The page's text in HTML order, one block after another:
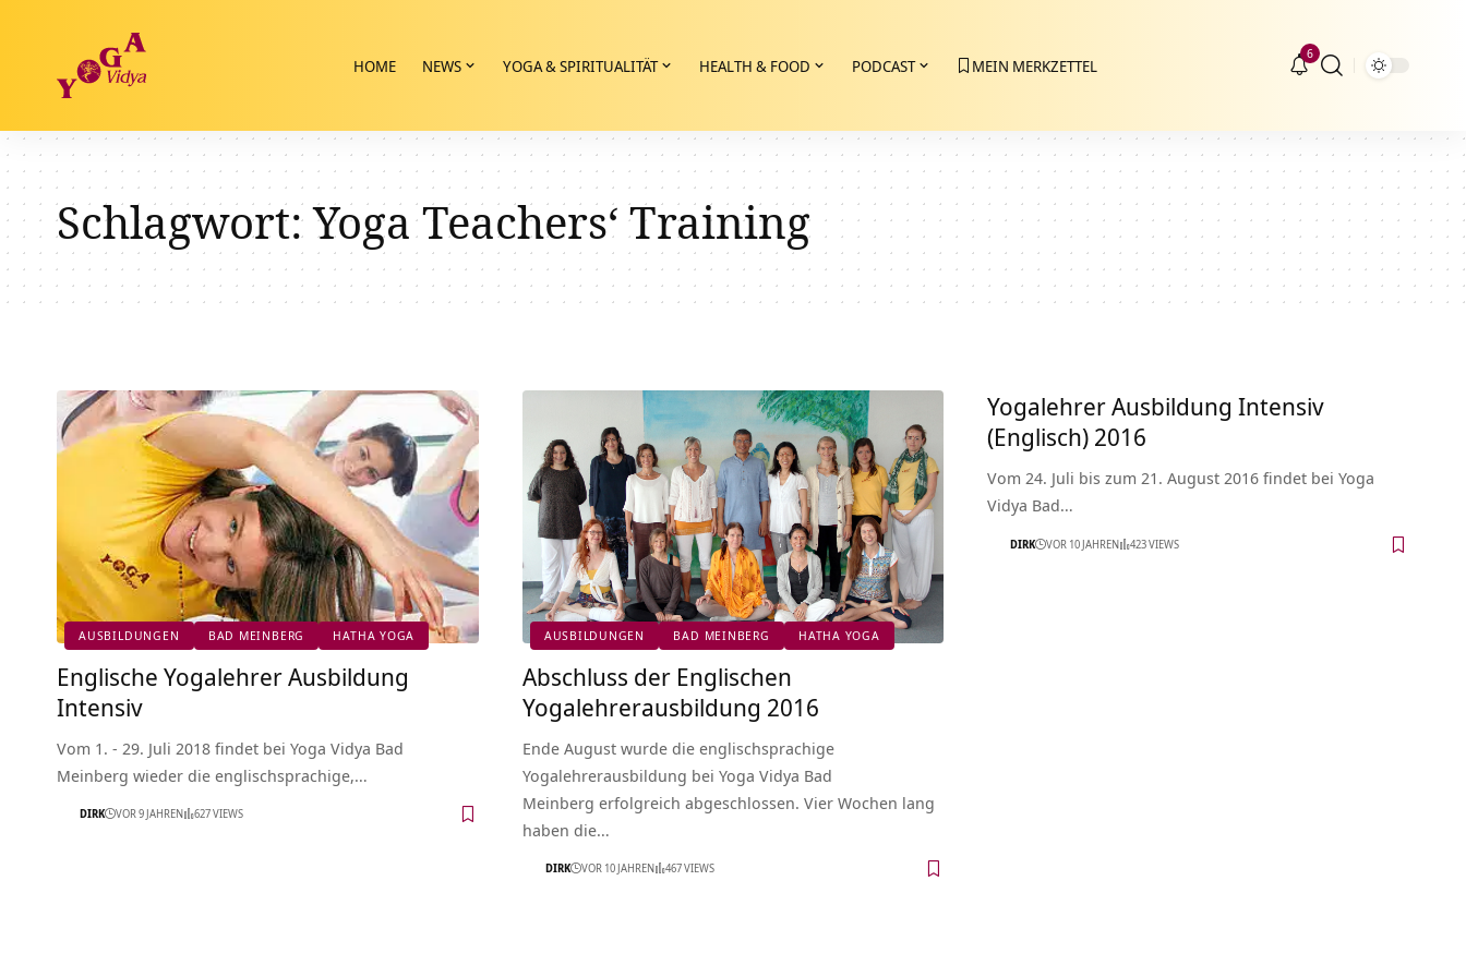
HOME NEWS YOGA & SPIRITUALITÄT HEALTH & FOOD PODCAST MEIN MERKZETTEL
6
Schlagwort:Yoga Teachers‘ Training
AUSBILDUNGEN BAD MEINBERG HATHA YOGA
Englische Yogalehrer Ausbildung
Intensiv
Vom 1. - 29. Juli 2018 findet bei Yoga Vidya Bad
Meinberg wieder die englischsprachige,…
DIRK VOR 9 JAHREN 627 VIEWS
AUSBILDUNGEN BAD MEINBERG HATHA YOGA
Abschluss der Englischen
Yogalehrerausbildung 2016
Ende August wurde die englischsprachige
Yogalehrerausbildung bei Yoga Vidya Bad
Meinberg erfolgreich abgeschlossen. Vier Wochen lang
haben die…
DIRK VOR 10 JAHREN 467 VIEWS
Yogalehrer Ausbildung Intensiv
(Englisch) 2016
Vom 24. Juli bis zum 21. August 2016 findet bei Yoga
Vidya Bad…
DIRK VOR 10 JAHREN 423 VIEWS